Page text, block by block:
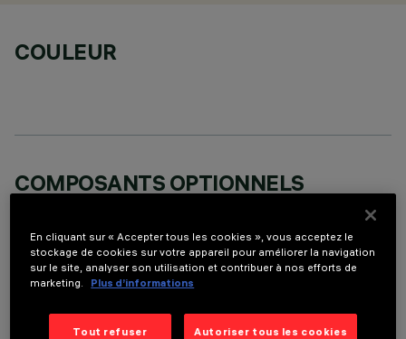
COULEUR
COMPOSANTS OPTIONNELS
DONNÉES TECHNIQUES
En cliquant sur « Accepter tous les cookies », vous acceptez le
stockage de cookies sur votre appareil pour améliorer la navigation
sur le site, analyser son utilisation et contribuer à nos efforts de
marketing.
Plus d’informations
Tout refuser Autoriser tous les cookies